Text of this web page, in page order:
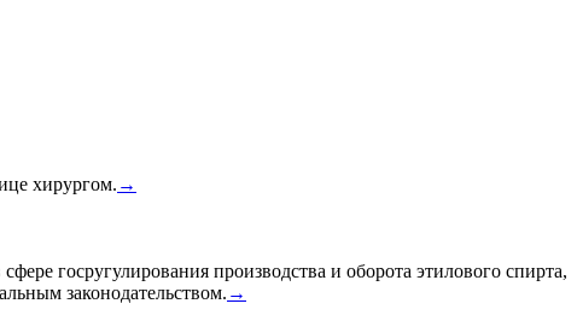
хирургом. →
госругулирования производства и оборота этилового спирта,
законодательством. →